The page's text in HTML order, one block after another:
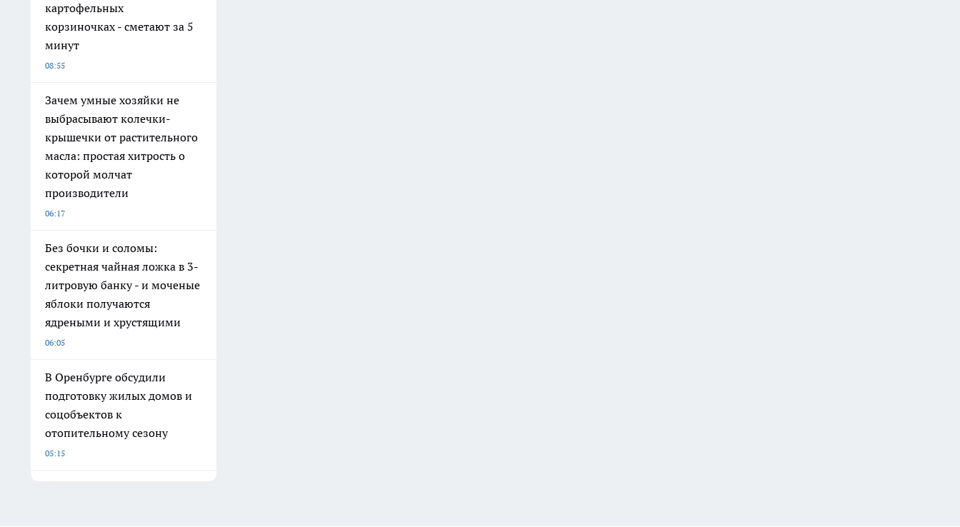
картофельных
корзиночках - сметают за 5
минут
08:55
Зачем умные хозяйки не
выбрасывают колечки-
крышечки от растительного
масла: простая хитрость о
которой молчат
производители
06:17
Без бочки и соломы:
секретная чайная ложка в 3-
литровую банку - и моченые
яблоки получаются
ядреными и хрустящими
06:05
В Оренбурге обсудили
подготовку жилых домов и
соцобъектов к
отопительному сезону
05:15